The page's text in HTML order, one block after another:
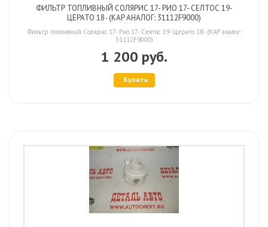
ФИЛЬТР ТОПЛИВНЫЙ СОЛЯРИС 17- РИО 17- СЕЛТОС 19-
ЦЕРАТО 18- (KAP АНАЛОГ: 31112F9000)
Фильтр топливный Солярис 17- Рио 17- Селтос 19- Церато 18- (KAP аналог:
31112F9000)
1 200 руб.
Купить